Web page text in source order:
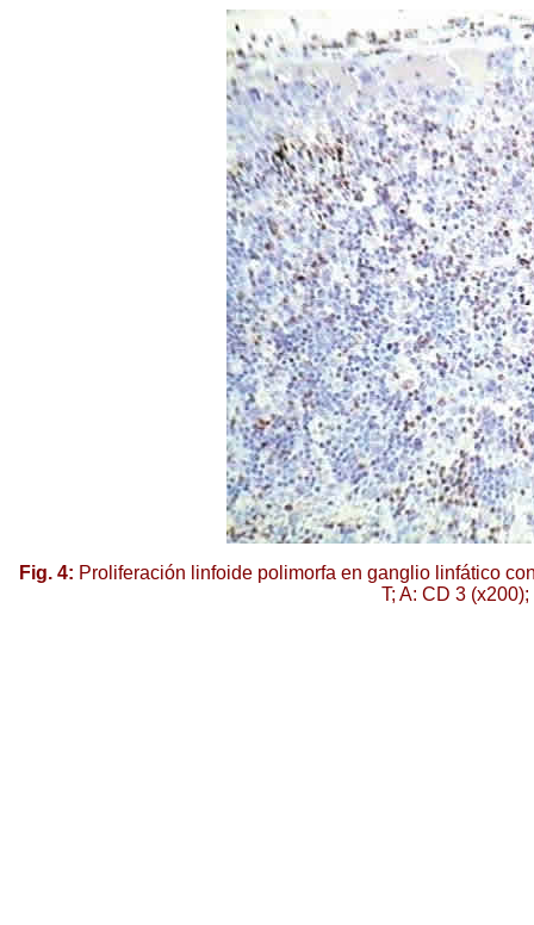
Fig. 4: Proliferación linfoide polimorfa en ganglio linfático
T; A: CD 3